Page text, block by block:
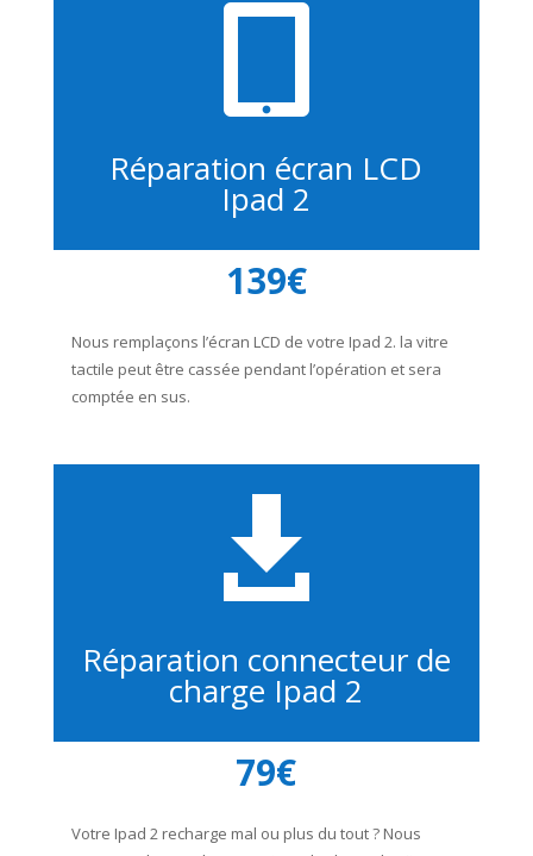
Réparation écran LCD
Ipad 2
139€
Nous remplaçons l’écran LCD de votre Ipad 2. la vitre
tactile peut être cassée pendant l’opération et sera
comptée en sus.

Réparation connecteur de
charge Ipad 2
79€
Votre Ipad 2 recharge mal ou plus du tout ? Nous